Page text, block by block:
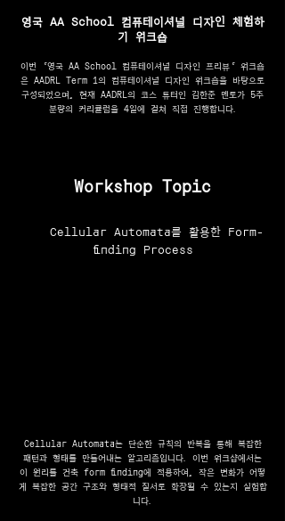
영국 AA School 컴퓨테이셔널 디자인 체험하
기 워크숍
이번 ‘영국 AA School 컴퓨테이셔널 디자인 프리뷰‘ 워크숍
은 AADRL Term 1의 컴퓨테이셔널 디자인 워크숍을 바탕으로
구성되었으며, 현재 AADRL의 코스 튜터인 김한준 멘토가 5주
분량의 커리큘럼을 4일에 걸쳐 직접 진행합니다.
Workshop Topic
Cellular Automata를 활용한 Form-
finding Process
Cellular Automata는 단순한 규칙의 반복을 통해 복잡한
패턴과 형태를 만들어내는 알고리즘입니다. 이번 워크샵에서는
이 원리를 건축 form finding에 적용하여, 작은 변화가 어떻
게 복잡한 공간 구조와 형태적 질서로 확장될 수 있는지 실험합
니다.